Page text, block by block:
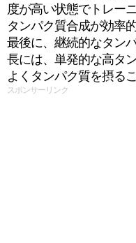
度が高い状態でトレー
タンパク質合成が効率
最後に、継続的なタン
長には、単発的な高タ
よくタンパク質を摂る
スポンサーリンク